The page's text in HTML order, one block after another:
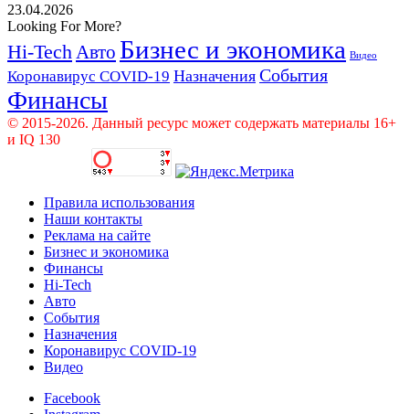
23.04.2026
Looking For More?
Hi-Tech Авто Бизнес и экономика Видео
Коронавирус COVID-19 Назначения События
Финансы
© 2015-2026. Данный ресурс может содержать материалы 16+
и IQ 130
Правила использования
Наши контакты
Реклама на сайте
Бизнес и экономика
Финансы
Hi-Tech
Авто
События
Назначения
Коронавирус COVID-19
Видео
Facebook